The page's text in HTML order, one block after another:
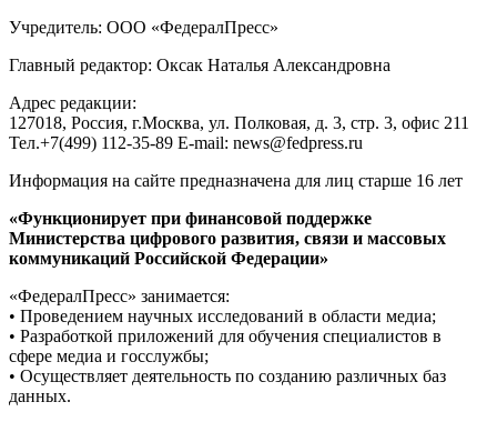
Учредитель: ООО «ФедералПресс»
Главный редактор: Оксак Наталья Александровна
Адрес редакции:
127018, Россия, г.Москва, ул. Полковая, д. 3, стр. 3, офис 211
Тел.+7(499) 112-35-89 E-mail: news@fedpress.ru
Информация на сайте предназначена для лиц старше 16 лет
«Функционирует при финансовой поддержке
Министерства цифрового развития, связи и массовых
коммуникаций Российской Федерации»
«ФедералПресс» занимается:
• Проведением научных исследований в области медиа;
• Разработкой приложений для обучения специалистов в
сфере медиа и госслужбы;
• Осуществляет деятельность по созданию различных баз
данных.